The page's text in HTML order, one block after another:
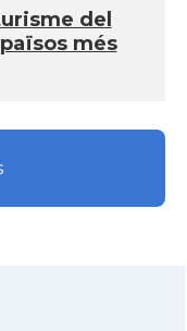
del
més